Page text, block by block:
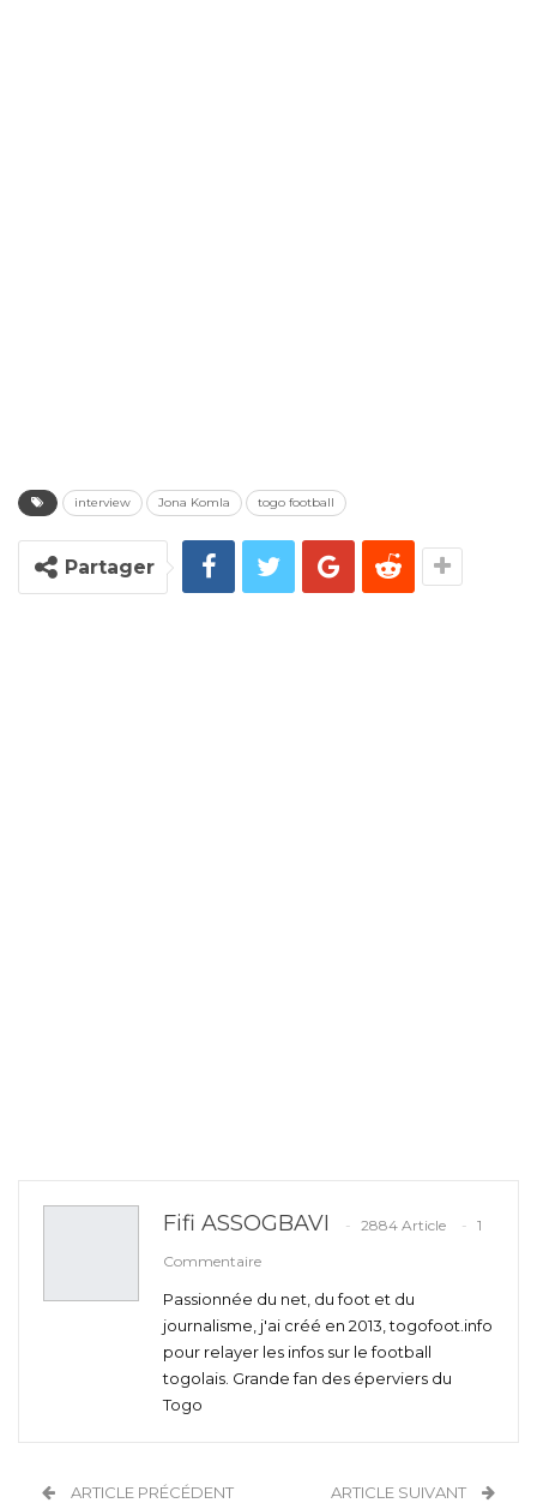
interview Jona Komla togo football
Partager
Fifi ASSOGBAVI 2884 Article
1
Commentaire
Passionnée du net, du foot et du
journalisme, j'ai créé en 2013, togofoot.info
pour relayer les infos sur le football
togolais. Grande fan des éperviers du
Togo
ARTICLE PRÉCÉDENT ARTICLE SUIVANT